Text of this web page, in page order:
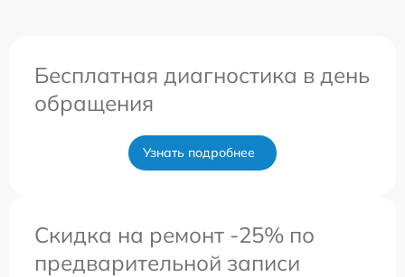
Бесплатная диагностика в день
обращения
Узнать подробнее
Скидка на ремонт -25% по
предварительной записи